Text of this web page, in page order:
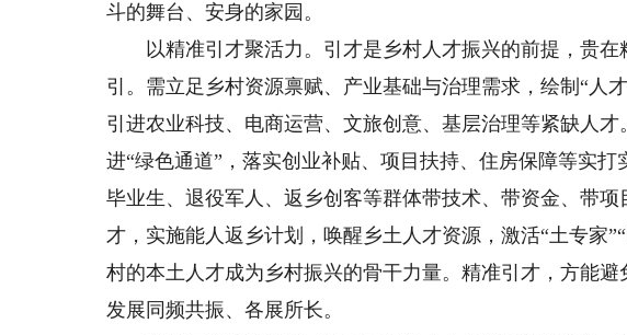
斗的舞台、安身的家园。
以精准引才聚活力。引才是乡村人才振兴的前提，贵在
引。需立足乡村资源禀赋、产业基础与治理需求，绘制“人
引进农业科技、电商运营、文旅创意、基层治理等紧缺人才
进“绿色通道”，落实创业补贴、项目扶持、住房保障等实
毕业生、退役军人、返乡创客等群体带技术、带资金、带
才，实施能人返乡计划，唤醒乡土人才资源，激活“土专家
村的本土人才成为乡村振兴的骨干力量。精准引才，方能
发展同频共振、各展所长。